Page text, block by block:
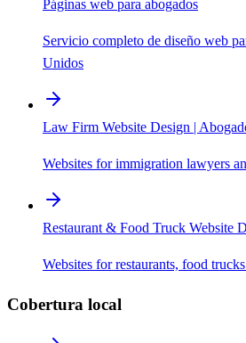
Páginas web para abogados
Servicio completo de diseño web
Unidos
Law Firm Website Design |
Websites for immigration lawyers
Restaurant & Food Truck Website
Websites for restaurants, food
Cobertura local